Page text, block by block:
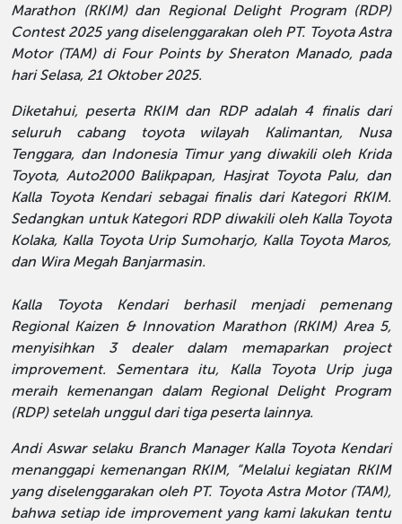
Marathon (RKIM) dan Regional Delight Program (RDP)
Contest 2025 yang diselenggarakan oleh PT. Toyota Astra
Motor (TAM) di Four Points by Sheraton Manado, pada
hari Selasa, 21 Oktober 2025.
Diketahui, peserta RKIM dan RDP adalah 4 finalis dari
seluruh cabang toyota wilayah Kalimantan, Nusa
Tenggara, dan Indonesia Timur yang diwakili oleh Krida
Toyota, Auto2000 Balikpapan, Hasjrat Toyota Palu, dan
Kalla Toyota Kendari sebagai finalis dari Kategori RKIM.
Sedangkan untuk Kategori RDP diwakili oleh Kalla Toyota
Kolaka, Kalla Toyota Urip Sumoharjo, Kalla Toyota Maros,
dan Wira Megah Banjarmasin.
Kalla Toyota Kendari berhasil menjadi pemenang
Regional Kaizen & Innovation Marathon (RKIM) Area 5,
menyisihkan 3 dealer dalam memaparkan project
improvement. Sementara itu, Kalla Toyota Urip juga
meraih kemenangan dalam Regional Delight Program
(RDP) setelah unggul dari tiga peserta lainnya.
Andi Aswar selaku Branch Manager Kalla Toyota Kendari
menanggapi kemenangan RKIM, “Melalui kegiatan RKIM
yang diselenggarakan oleh PT. Toyota Astra Motor (TAM),
bahwa setiap ide improvement yang kami lakukan tentu